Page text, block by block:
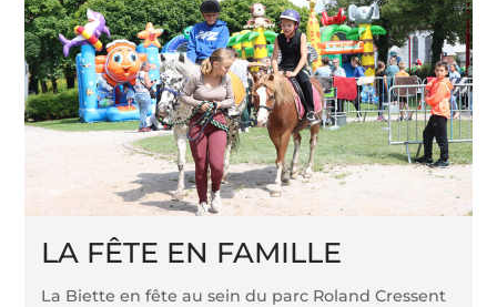
LA FÊTE EN FAMILLE
La Biette en fête au sein du parc Roland Cressent